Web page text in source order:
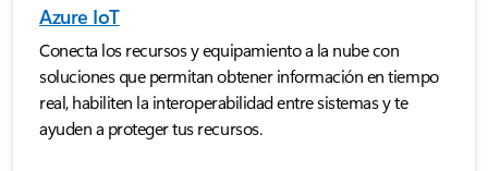
Azure IoT
Conecta los recursos y equipamiento a la nube con
soluciones que permitan obtener información en tiempo
real, habiliten la interoperabilidad entre sistemas y te
ayuden a proteger tus recursos.